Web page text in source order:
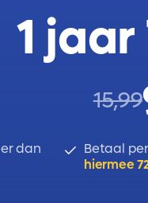
1
15,99
dan Betaal
hiermee